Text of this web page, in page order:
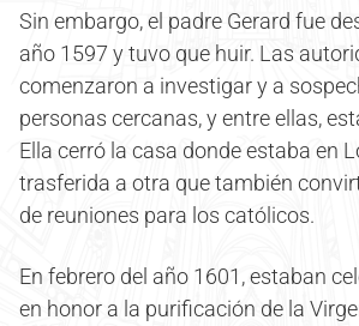
Sin embargo, el padre Gerard fue
año 1597 y tuvo que huir. Las
comenzaron a investigar y a
personas cercanas, y entre ellas,
Ella cerró la casa donde estaba en
trasferida a otra que también
de reuniones para los católicos.
En febrero del año 1601, estaban
en honor a la purificación de la